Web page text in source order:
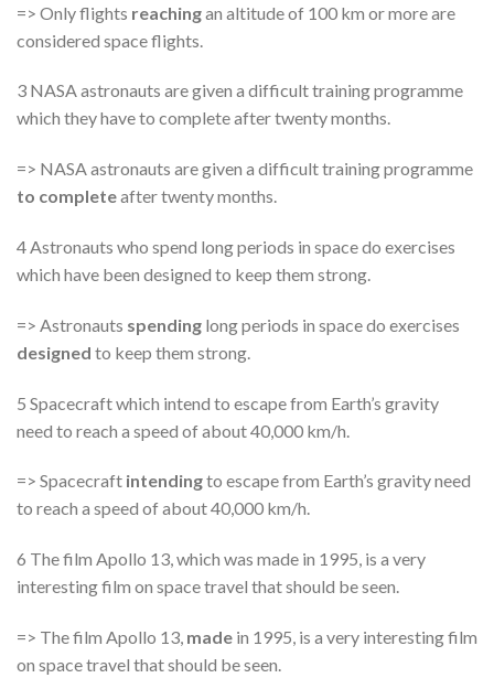
=> Only flights reachingan altitude of 100 km or more are
considered space flights.
3 NASA astronauts are given a difficult training programme
which they have to complete after twenty months.
=> NASA astronauts are given a difficult training programme
to completeafter twenty months.
4 Astronauts who spend long periods in space do exercises
which have been designed to keep them strong.
=> Astronauts spending long periods in space do exercises
designed to keep them strong.
5 Spacecraft which intend to escape from Earth’s gravity
need to reach a speed of about 40,000 km/h.
=> Spacecraft intendingto escape from Earth’s gravity need
to reach a speed of about 40,000 km/h.
6 The film Apollo 13, which was made in 1995, is a very
interesting film on space travel that should be seen.
=> The film Apollo 13, made in 1995, is a very interesting film
on space travel that should be seen.